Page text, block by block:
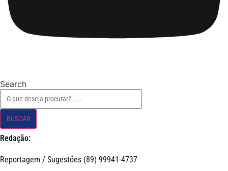
Search
BUSCAR
Redação:
Reportagem / Sugestões (89) 99941-4737